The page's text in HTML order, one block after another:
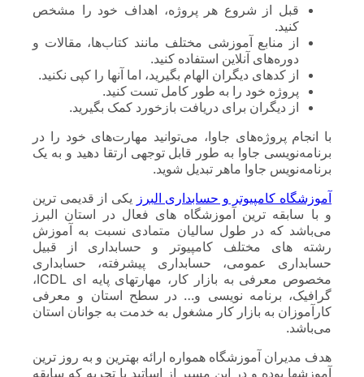
قبل از شروع هر پروژه، اهداف خود را مشخص
کنید.
از منابع آموزشی مختلف مانند کتاب‌ها، مقالات و
دوره‌های آنلاین استفاده کنید.
از کدهای دیگران الهام بگیرید، اما آنها را کپی نکنید.
پروژه خود را به طور کامل تست کنید.
از دیگران برای دریافت بازخورد کمک بگیرید.
با انجام پروژه‌های جاوا، می‌توانید مهارت‌های خود را در
برنامه‌نویسی جاوا به طور قابل توجهی ارتقا دهید و به یک
برنامه‌نویس جاوا ماهر تبدیل شوید.
آموزشگاه کامپیوتر و حسابداری البرز یکی از قدیمی ترین
و با سابقه ترین آموزشگاه های فعال در استان البرز
می‌باشد که در طول سالیان متمادی نسبت به آموزش
رشته های مختلف کامپیوتر و حسابداری از قبیل
حسابداری عمومی، حسابداری پیشرفته، حسابداری
مخصوص معرفی به بازار کار، مهارتهای پایه ای ICDL،
گرافیک، برنامه نویسی و… در سطح استان و معرفی
کارآموزان به بازار کار مشغول به خدمت به جوانان استان
می‌باشد.
هدف مدیران آموزشگاه همواره ارائه بهترین و به روز ترین
آموزشها بوده و در این مسیر از اساتید با تجربه که سابقه